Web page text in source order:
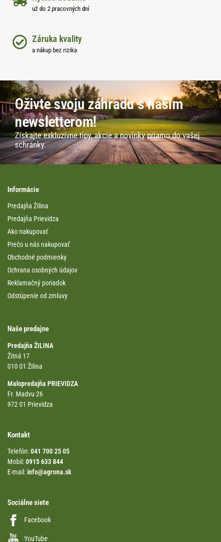
už do 2 pracovných dní
Záruka kvality
a nákup bez rizika
Oživte svoju záhradu s naším
newsletterom!
Získajte exkluzívne tipy, akcie a novinky priamo do vašej
schránky.
Informácie
Predajňa Žilina
Predajňa Prievidza
Ako nakupovať
Prečo u nás nakupovať
Obchodné podmienky
Ochrana osobných údajov
Reklamačný poriadok
Odstúpenie od zmluvy
Naše predajne
Predajňa ŽILINA
Žitná 17
010 01 Žilina
Malopredajňa PRIEVIDZA
Fr. Madvu 26
972 01 Prievidza
Kontakt
Telefón:041 700 25 05
Mobil:0915 633 844
E-mail:info@agrona.sk
Sociálne siete
Facebook
YouTube